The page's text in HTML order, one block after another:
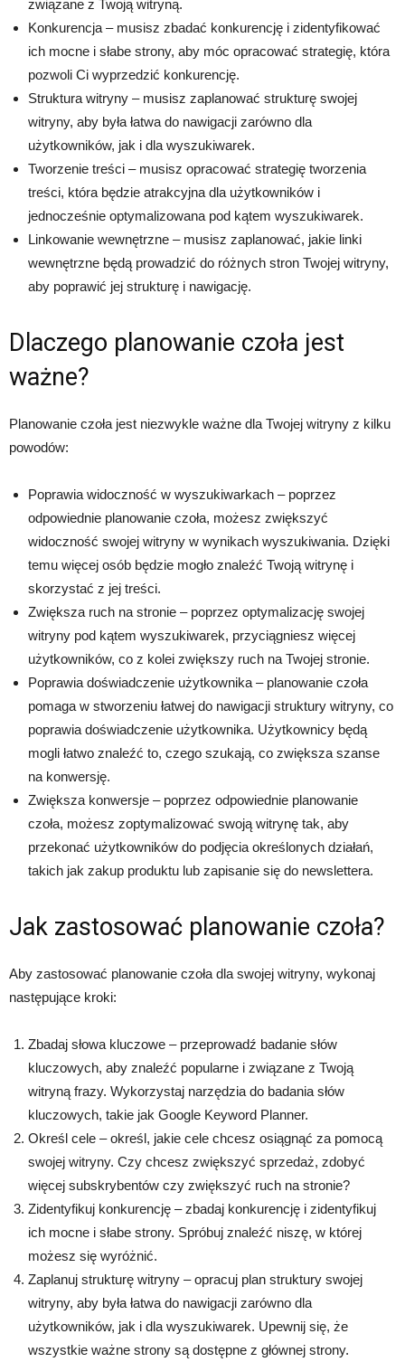
związane z Twoją witryną.
Konkurencja – musisz zbadać konkurencję i zidentyfikować
ich mocne i słabe strony, aby móc opracować strategię, która
pozwoli Ci wyprzedzić konkurencję.
Struktura witryny – musisz zaplanować strukturę swojej
witryny, aby była łatwa do nawigacji zarówno dla
użytkowników, jak i dla wyszukiwarek.
Tworzenie treści – musisz opracować strategię tworzenia
treści, która będzie atrakcyjna dla użytkowników i
jednocześnie optymalizowana pod kątem wyszukiwarek.
Linkowanie wewnętrzne – musisz zaplanować, jakie linki
wewnętrzne będą prowadzić do różnych stron Twojej witryny,
aby poprawić jej strukturę i nawigację.
Dlaczego planowanie czoła jest
ważne?
Planowanie czoła jest niezwykle ważne dla Twojej witryny z kilku
powodów:
Poprawia widoczność w wyszukiwarkach – poprzez
odpowiednie planowanie czoła, możesz zwiększyć
widoczność swojej witryny w wynikach wyszukiwania. Dzięki
temu więcej osób będzie mogło znaleźć Twoją witrynę i
skorzystać z jej treści.
Zwiększa ruch na stronie – poprzez optymalizację swojej
witryny pod kątem wyszukiwarek, przyciągniesz więcej
użytkowników, co z kolei zwiększy ruch na Twojej stronie.
Poprawia doświadczenie użytkownika – planowanie czoła
pomaga w stworzeniu łatwej do nawigacji struktury witryny, co
poprawia doświadczenie użytkownika. Użytkownicy będą
mogli łatwo znaleźć to, czego szukają, co zwiększa szanse
na konwersję.
Zwiększa konwersje – poprzez odpowiednie planowanie
czoła, możesz zoptymalizować swoją witrynę tak, aby
przekonać użytkowników do podjęcia określonych działań,
takich jak zakup produktu lub zapisanie się do newslettera.
Jak zastosować planowanie czoła?
Aby zastosować planowanie czoła dla swojej witryny, wykonaj
następujące kroki:
Zbadaj słowa kluczowe – przeprowadź badanie słów
kluczowych, aby znaleźć popularne i związane z Twoją
witryną frazy. Wykorzystaj narzędzia do badania słów
kluczowych, takie jak Google Keyword Planner.
Określ cele – określ, jakie cele chcesz osiągnąć za pomocą
swojej witryny. Czy chcesz zwiększyć sprzedaż, zdobyć
więcej subskrybentów czy zwiększyć ruch na stronie?
Zidentyfikuj konkurencję – zbadaj konkurencję i zidentyfikuj
ich mocne i słabe strony. Spróbuj znaleźć niszę, w której
możesz się wyróżnić.
Zaplanuj strukturę witryny – opracuj plan struktury swojej
witryny, aby była łatwa do nawigacji zarówno dla
użytkowników, jak i dla wyszukiwarek. Upewnij się, że
wszystkie ważne strony są dostępne z głównej strony.